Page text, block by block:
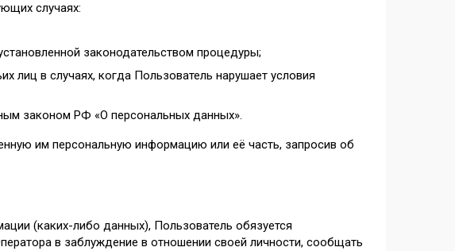
случаях:
законодательством процедуры;
лиц в случаях, когда Пользователь нарушает условия
законом РФ «О персональных данных».
им персональную информацию или её часть, запросив об
(каких-либо данных), Пользователь обязуется
в заблуждение в отношении своей личности, сообщать